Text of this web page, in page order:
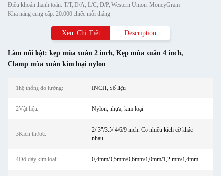
Điều khoản thanh toán: T/T, D/A, L/C, D/P, Western Union, MoneyGram
Khả năng cung cấp: 20.000 chiếc mỗi tháng
Xem Chi Tiết Description
Làm nổi bật: kẹp mùa xuân 2 inch, Kẹp mùa xuân 4 inch,
Clamp mùa xuân kim loại nylon
1hệ thống đo lường: INCH, Số liệu
2Vật liệu: Nylon, nhựa, kim loại
3Kích thước:
2/ 3"/3.5/ 4/6/9 inch, Có nhiều kích cỡ khác
nhau
4Độ dày kim loại: 0,4mm/0,5mm/0,6mm/1,0mm/1,2 mm/1,4mm